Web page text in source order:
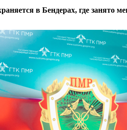
в Бендерах, где занято